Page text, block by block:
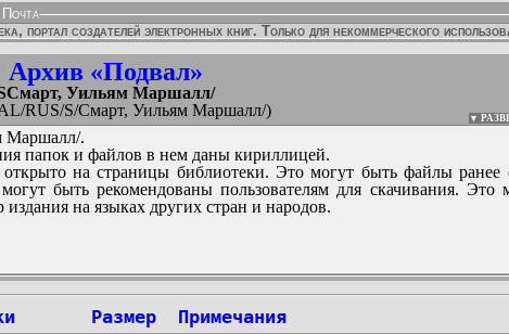
Почта
портал создателей электронных книг. Только для некоммерческого
Архив «Подвал»
Уильям Маршалл/
RUS/S/Смарт, Уильям Маршалл/)
▼
Маршалл/.
папок и файлов в нем даны кириллицей.
на страницы библиотеки. Это могут быть файлы ранее
быть рекомендованы пользователям для скачивания. Это
на языках других стран и народов.
Размер
Примечания